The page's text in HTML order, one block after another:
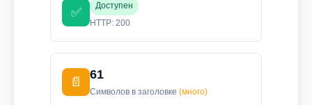
✅
Доступен
HTTP: 200
📄
61
Символов в заголовке (много)